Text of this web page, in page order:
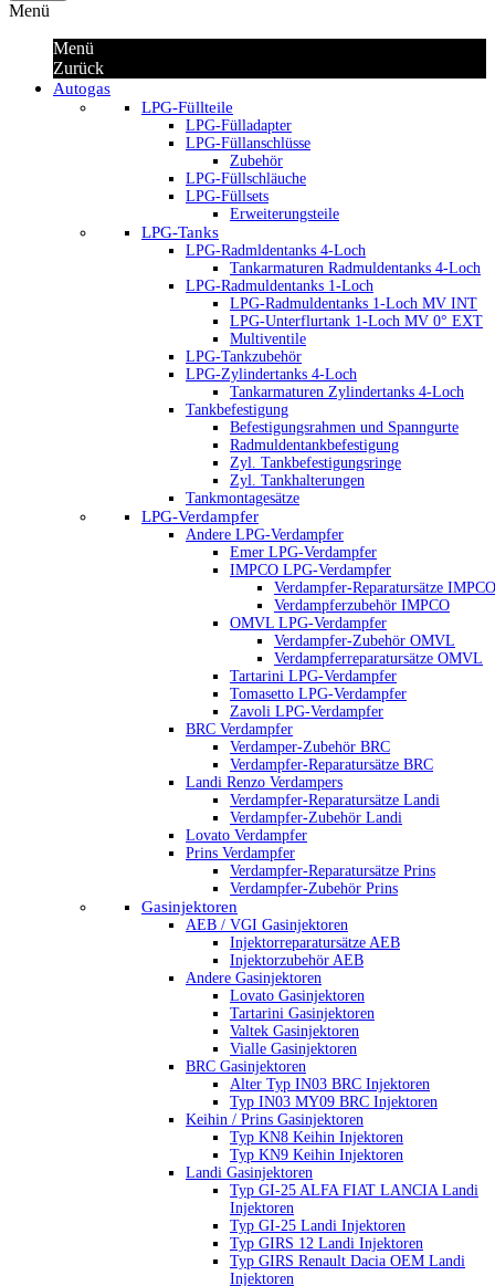
Menü
Menü
Zurück
Autogas
LPG-Füllteile
LPG-Fülladapter
LPG-Füllanschlüsse
Zubehör
LPG-Füllschläuche
LPG-Füllsets
Erweiterungsteile
LPG-Tanks
LPG-Radmldentanks 4-Loch
Tankarmaturen Radmuldentanks 4-Loch
LPG-Radmuldentanks 1-Loch
LPG-Radmuldentanks 1-Loch MV INT
LPG-Unterflurtank 1-Loch MV 0° EXT
Multiventile
LPG-Tankzubehör
LPG-Zylindertanks 4-Loch
Tankarmaturen Zylindertanks 4-Loch
Tankbefestigung
Befestigungsrahmen und Spanngurte
Radmuldentankbefestigung
Zyl. Tankbefestigungsringe
Zyl. Tankhalterungen
Tankmontagesätze
LPG-Verdampfer
Andere LPG-Verdampfer
Emer LPG-Verdampfer
IMPCO LPG-Verdampfer
Verdampfer-Reparatursätze IMPCO
Verdampferzubehör IMPCO
OMVL LPG-Verdampfer
Verdampfer-Zubehör OMVL
Verdampferreparatursätze OMVL
Tartarini LPG-Verdampfer
Tomasetto LPG-Verdampfer
Zavoli LPG-Verdampfer
BRC Verdampfer
Verdamper-Zubehör BRC
Verdampfer-Reparatursätze BRC
Landi Renzo Verdampers
Verdampfer-Reparatursätze Landi
Verdampfer-Zubehör Landi
Lovato Verdampfer
Prins Verdampfer
Verdampfer-Reparatursätze Prins
Verdampfer-Zubehör Prins
Gasinjektoren
AEB / VGI Gasinjektoren
Injektorreparatursätze AEB
Injektorzubehör AEB
Andere Gasinjektoren
Lovato Gasinjektoren
Tartarini Gasinjektoren
Valtek Gasinjektoren
Vialle Gasinjektoren
BRC Gasinjektoren
Alter Typ IN03 BRC Injektoren
Typ IN03 MY09 BRC Injektoren
Keihin / Prins Gasinjektoren
Typ KN8 Keihin Injektoren
Typ KN9 Keihin Injektoren
Landi Gasinjektoren
Typ GI-25 ALFA FIAT LANCIA Landi
Injektoren
Typ GI-25 Landi Injektoren
Typ GIRS 12 Landi Injektoren
Typ GIRS Renault Dacia OEM Landi
Injektoren